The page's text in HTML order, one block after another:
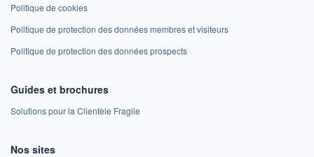
Politique de cookies
Politique de protection des données membres et visiteurs
Politique de protection des données prospects
Guides et brochures
Solutions pour la Clientèle Fragile
Nos sites